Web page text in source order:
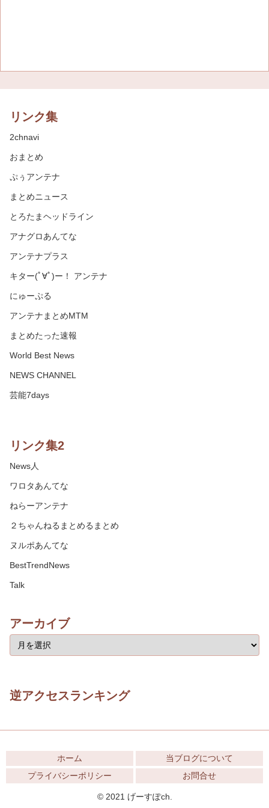
リンク集
2chnavi
おまとめ
ぷぅアンテナ
まとめニュース
とろたまヘッドライン
アナグロあんてな
アンテナプラス
キター(ﾟ∀ﾟ)ー！ アンテナ
にゅーぷる
アンテナまとめMTM
まとめたった速報
World Best News
NEWS CHANNEL
芸能7days
リンク集2
News人
ワロタあんてな
ねらーアンテナ
２ちゃんねるまとめるまとめ
ヌルポあんてな
BestTrendNews
Talk
アーカイブ
逆アクセスランキング
ホーム
当ブログについて
プライバシーポリシー
お問合せ
© 2021 げーすぽch.